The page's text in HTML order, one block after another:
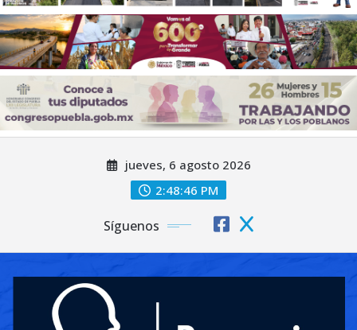
jueves, 6 agosto 2026
2:48:47 PM
Síguenos